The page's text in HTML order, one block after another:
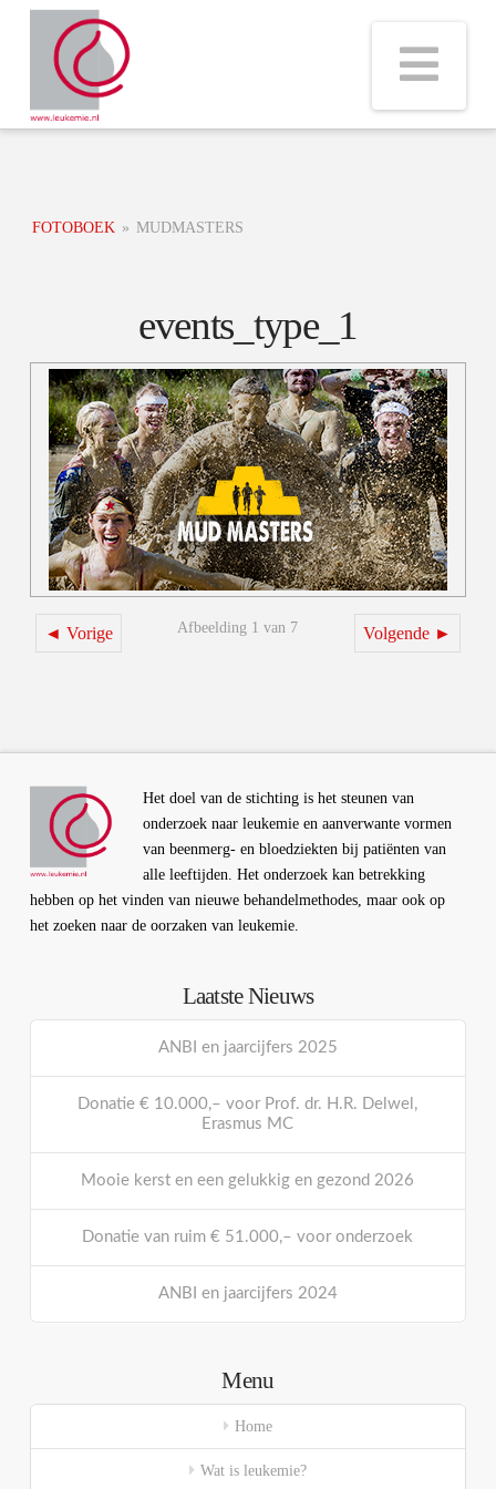
FOTOBOEK » MUDMASTERS
events_type_1
◄ Vorige Volgende ►
Afbeelding 1 van 7
Het doel van de stichting is het steunen van
onderzoek naar leukemie en aanverwante vormen
van beenmerg- en bloedziekten bij patiënten van
alle leeftijden. Het onderzoek kan betrekking
hebben op het vinden van nieuwe behandelmethodes, maar ook op
het zoeken naar de oorzaken van leukemie.
Laatste Nieuws
ANBI en jaarcijfers 2025
Donatie € 10.000,– voor Prof. dr. H.R. Delwel,
Erasmus MC
Mooie kerst en een gelukkig en gezond 2026
Donatie van ruim € 51.000,– voor onderzoek
ANBI en jaarcijfers 2024
Menu
Home
Wat is leukemie?